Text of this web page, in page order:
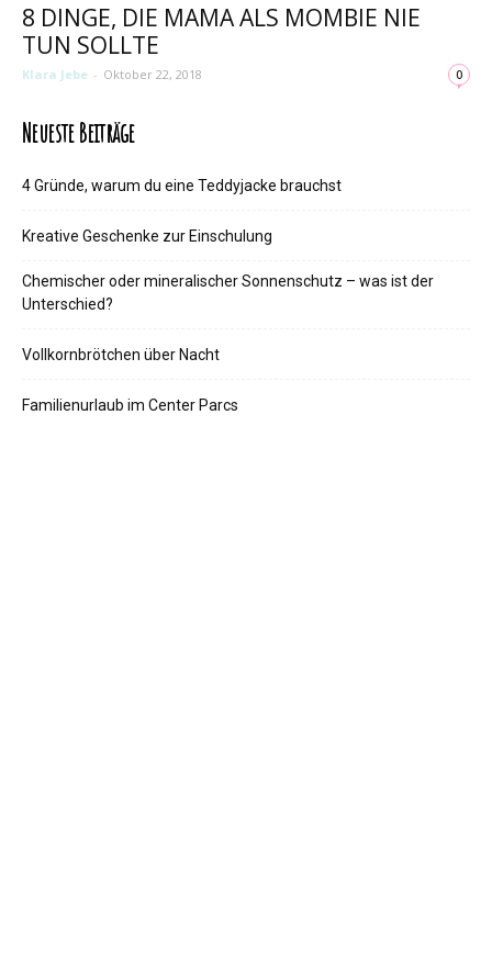
8 DINGE, DIE MAMA ALS MOMBIE NIE
TUN SOLLTE
Klara Jebe - Oktober 22, 2018 0
Neueste Beiträge
4 Gründe, warum du eine Teddyjacke brauchst
Kreative Geschenke zur Einschulung
Chemischer oder mineralischer Sonnenschutz – was ist der
Unterschied?
Vollkornbrötchen über Nacht
Familienurlaub im Center Parcs